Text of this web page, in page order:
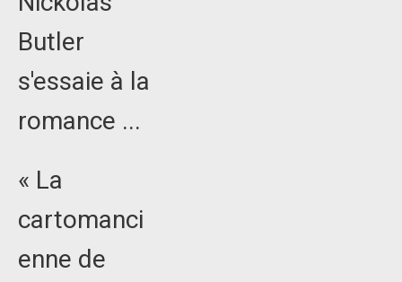
Butler
s'essaie à la
romance ...
« La
cartomanci
enne de